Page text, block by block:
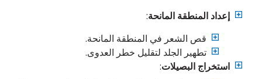
إعداد المنطقة المانحة:
قص الشعر في المنطقة المانحة.
تطهير الجلد لتقليل خطر العدوى.
استخراج البصيلات: